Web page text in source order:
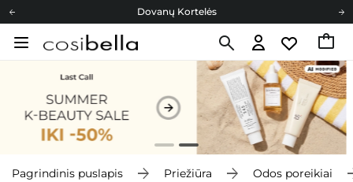
Dovanų Kortelės
Cosibella lojalumo programa
Pagrindinis puslapis Priežiūra Odos poreikiai